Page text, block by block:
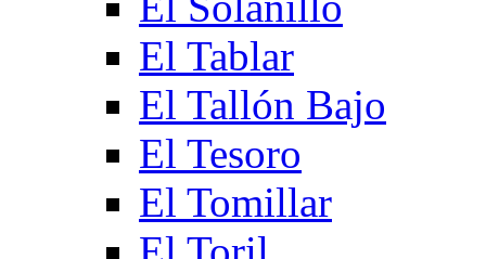
El Tablar
El Tallón Bajo
El Tesoro
El Tomillar